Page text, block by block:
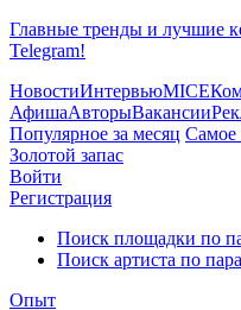
Главные тренды и лучшие
Telegram!
НовостиИнтервьюMICE
АфишаАвторыВакансии
Популярное за месяц Самое
Золотой запас
Войти
Регистрация
Поиск площадки по
Поиск артиста по
Опыт